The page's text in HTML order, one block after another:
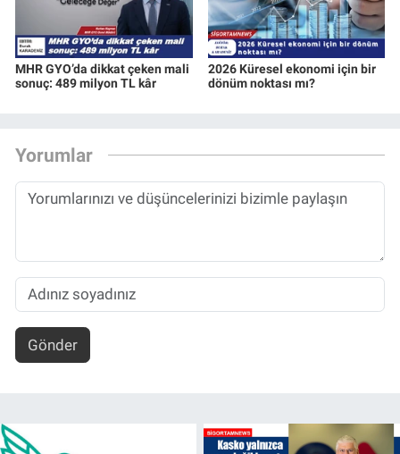
MHR GYO’da dikkat çeken mali
sonuç: 489 milyon TL kâr
2026 Küresel ekonomi için bir
dönüm noktası mı?
Yorumlar
Gönder